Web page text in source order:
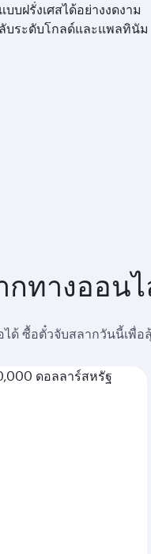
ฝรั่งเศสได้อย่างงดงาม
บระดับโกลด์และแพลทินัม
ทางออน
ด้ ซื้อตั๋วจับสลากวันนี้เพื่